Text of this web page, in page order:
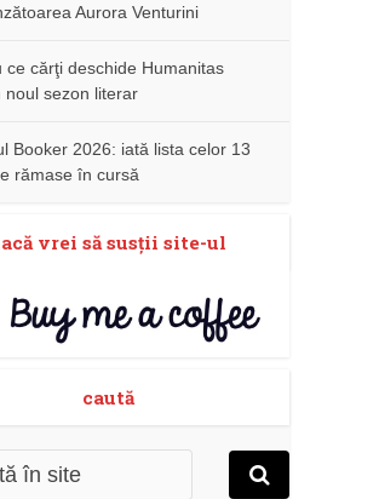
Aurora Venturini
ce cărţi deschide Humanitas
noul sezon literar
Booker 2026: iată lista celor 13
rămase în cursă
vrei să susţii site-ul
caută